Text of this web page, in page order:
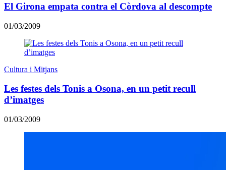
El Girona empata contra el Còrdova al descompte
01/03/2009
Cultura i Mitjans
Les festes dels Tonis a Osona, en un petit recull
d’imatges
01/03/2009